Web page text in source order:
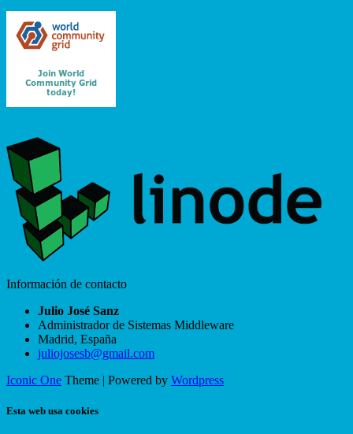
Información de contacto
Julio José Sanz
Administrador de Sistemas Middleware
Madrid, España
juliojosesb@gmail.com
Iconic One Theme | Powered by Wordpress
Esta web usa cookies